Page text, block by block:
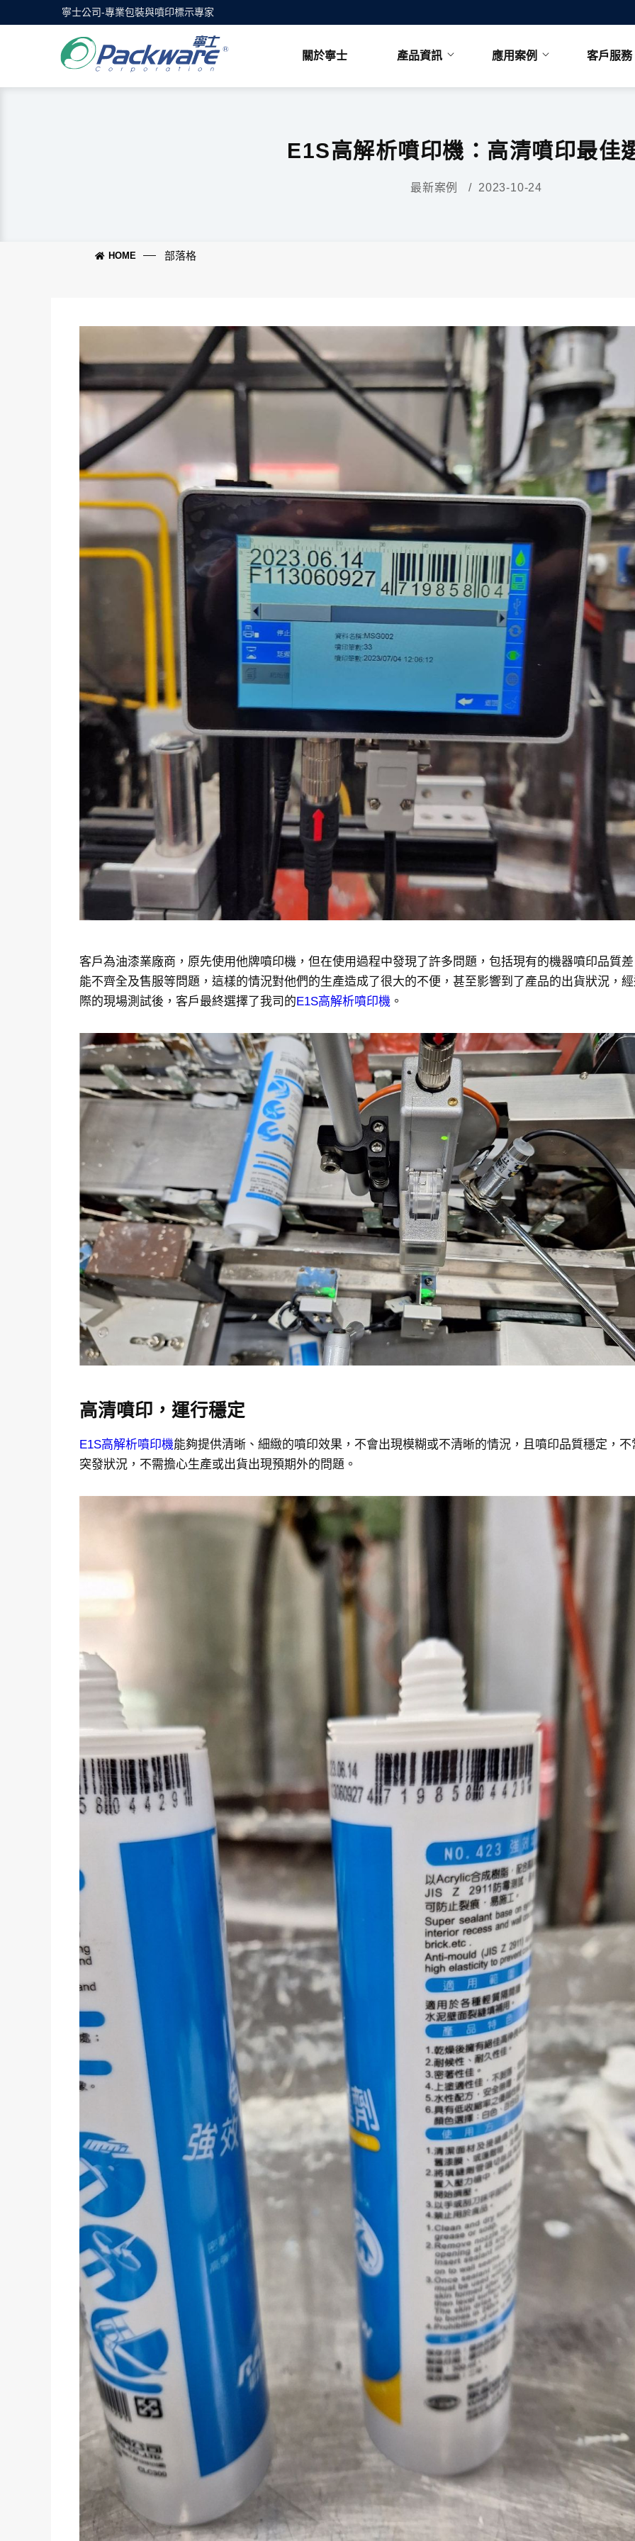
寧士公司-專業包裝與噴印標示專家
關於寧士 產品資訊 應用案例 客戶服務
E1S高解析噴印機：高清噴印最佳
最新案例 / 2023-10-24
HOME 部落格
客戶為油漆業廠商，原先使用他牌噴印機，但在使用過程中發現了許多問題，包括現有的機器噴印品質
能不齊全及售服等問題，這樣的情況對他們的生產造成了很大的不便，甚至影響到了產品的出貨狀況，
際的現場測試後，客戶最終選擇了我司的 E1S高解析噴印機 。
高清噴印，運行穩定
E1S高解析噴印機能夠提供清晰、細緻的噴印效果，不會出現模糊或不清晰的情況，且噴印品質穩定，不
突發狀況，不需擔心生產或出貨出現預期外的問題。